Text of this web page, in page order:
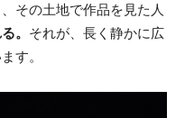
その土地で作品を見た人
。 それが、長く静かに広
す。